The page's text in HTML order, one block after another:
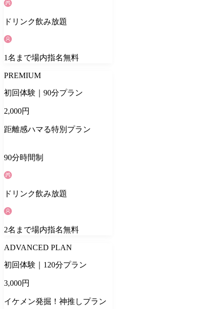
ドリンク飲み放題
1名 まで場内指名無料
PREMIUM
初回体験｜90分プラン
2,000円
距離感ハマる特別プラン
90分時間制
ドリンク飲み放題
2名 まで場内指名無料
ADVANCED PLAN
初回体験｜120分プラン
3,000円
イケメン発掘！神推しプラン